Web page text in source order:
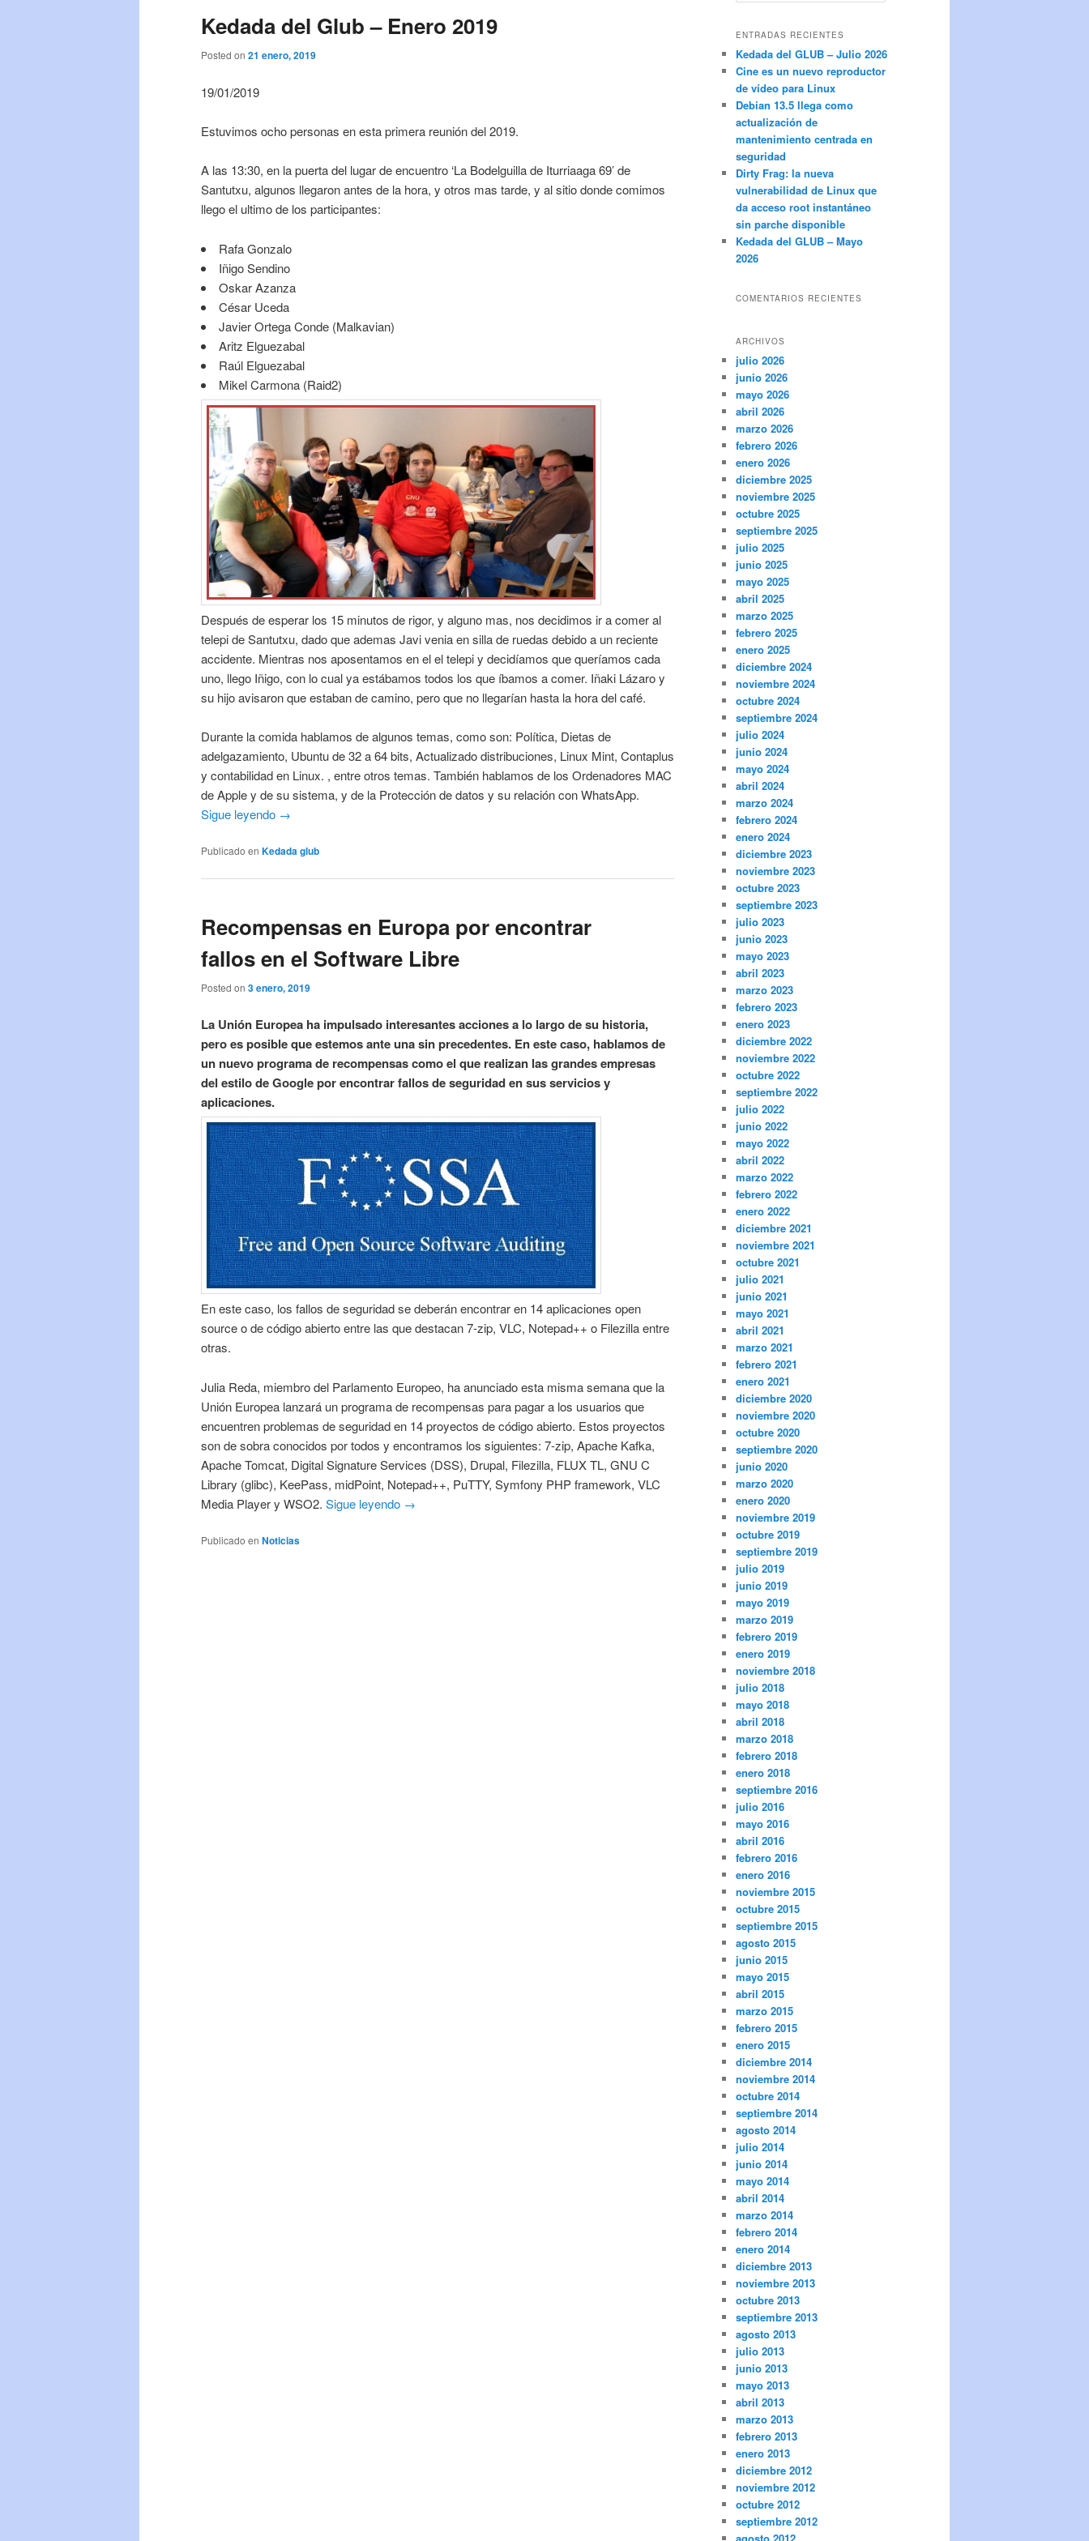
Kedada del Glub – Enero 2019
Posted on 21 enero, 2019
19/01/2019
Estuvimos ocho personas en esta primera reunión del 2019.
A las 13:30, en la puerta del lugar de encuentro ‘La Bodelguilla de Iturriaaga 69’ de
Santutxu, algunos llegaron antes de la hora, y otros mas tarde, y al sitio donde comimos
llego el ultimo de los participantes:
Rafa Gonzalo
Iñigo Sendino
Oskar Azanza
César Uceda
Javier Ortega Conde (Malkavian)
Aritz Elguezabal
Raúl Elguezabal
Mikel Carmona (Raid2)
Después de esperar los 15 minutos de rigor, y alguno mas, nos decidimos ir a comer al
telepi de Santutxu, dado que ademas Javi venia en silla de ruedas debido a un reciente
accidente. Mientras nos aposentamos en el el telepi y decidíamos que queríamos cada
uno, llego Iñigo, con lo cual ya estábamos todos los que íbamos a comer. Iñaki Lázaro y
su hijo avisaron que estaban de camino, pero que no llegarían hasta la hora del café.
Durante la comida hablamos de algunos temas, como son: Política, Dietas de
adelgazamiento, Ubuntu de 32 a 64 bits, Actualizado distribuciones, Linux Mint, Contaplus
y contabilidad en Linux. , entre otros temas. También hablamos de los Ordenadores MAC
de Apple y de su sistema, y de la Protección de datos y su relación con WhatsApp.
Sigue leyendo →
Publicado en Kedada glub
Recompensas en Europa por encontrar
fallos en el Software Libre
Posted on 3 enero, 2019
La Unión Europea ha impulsado interesantes acciones a lo largo de su historia,
pero es posible que estemos ante una sin precedentes. En este caso, hablamos de
un nuevo programa de recompensas como el que realizan las grandes empresas
del estilo de Google por encontrar fallos de seguridad en sus servicios y
aplicaciones.
En este caso, los fallos de seguridad se deberán encontrar en 14 aplicaciones open
source o de código abierto entre las que destacan 7-zip, VLC, Notepad++ o Filezilla entre
otras.
Julia Reda, miembro del Parlamento Europeo, ha anunciado esta misma semana que la
Unión Europea lanzará un programa de recompensas para pagar a los usuarios que
encuentren problemas de seguridad en 14 proyectos de código abierto. Estos proyectos
son de sobra conocidos por todos y encontramos los siguientes: 7-zip, Apache Kafka,
Apache Tomcat, Digital Signature Services (DSS), Drupal, Filezilla, FLUX TL, GNU C
Library (glibc), KeePass, midPoint, Notepad++, PuTTY, Symfony PHP framework, VLC
Media Player y WSO2. Sigue leyendo →
Publicado en Noticias
c
r
ENTRADAS RECIENTES
Kedada del GLUB – Julio 2026
Cine es un nuevo reproductor
de vídeo para Linux
Debian 13.5 llega como
actualización de
mantenimiento centrada en
seguridad
Dirty Frag: la nueva
vulnerabilidad de Linux que
da acceso root instantáneo
sin parche disponible
Kedada del GLUB – Mayo
2026
COMENTARIOS RECIENTES
ARCHIVOS
julio 2026
junio 2026
mayo 2026
abril 2026
marzo 2026
febrero 2026
enero 2026
diciembre 2025
noviembre 2025
octubre 2025
septiembre 2025
julio 2025
junio 2025
mayo 2025
abril 2025
marzo 2025
febrero 2025
enero 2025
diciembre 2024
noviembre 2024
octubre 2024
septiembre 2024
julio 2024
junio 2024
mayo 2024
abril 2024
marzo 2024
febrero 2024
enero 2024
diciembre 2023
noviembre 2023
octubre 2023
septiembre 2023
julio 2023
junio 2023
mayo 2023
abril 2023
marzo 2023
febrero 2023
enero 2023
diciembre 2022
noviembre 2022
octubre 2022
septiembre 2022
julio 2022
junio 2022
mayo 2022
abril 2022
marzo 2022
febrero 2022
enero 2022
diciembre 2021
noviembre 2021
octubre 2021
julio 2021
junio 2021
mayo 2021
abril 2021
marzo 2021
febrero 2021
enero 2021
diciembre 2020
noviembre 2020
octubre 2020
septiembre 2020
junio 2020
marzo 2020
enero 2020
noviembre 2019
octubre 2019
septiembre 2019
julio 2019
junio 2019
mayo 2019
marzo 2019
febrero 2019
enero 2019
noviembre 2018
julio 2018
mayo 2018
abril 2018
marzo 2018
febrero 2018
enero 2018
septiembre 2016
julio 2016
mayo 2016
abril 2016
febrero 2016
enero 2016
noviembre 2015
octubre 2015
septiembre 2015
agosto 2015
junio 2015
mayo 2015
abril 2015
marzo 2015
febrero 2015
enero 2015
diciembre 2014
noviembre 2014
octubre 2014
septiembre 2014
agosto 2014
julio 2014
junio 2014
mayo 2014
abril 2014
marzo 2014
febrero 2014
enero 2014
diciembre 2013
noviembre 2013
octubre 2013
septiembre 2013
agosto 2013
julio 2013
junio 2013
mayo 2013
abril 2013
marzo 2013
febrero 2013
enero 2013
diciembre 2012
noviembre 2012
octubre 2012
septiembre 2012
agosto 2012